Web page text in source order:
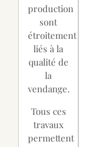
production
sont
étroitement
liés à la
qualité de
la
vendange.
Tous ces
travaux
permettent